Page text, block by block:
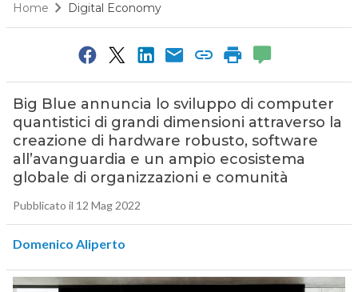
Home Digital Economy
Big Blue annuncia lo sviluppo di computer
quantistici di grandi dimensioni attraverso la
creazione di hardware robusto, software
all’avanguardia e un ampio ecosistema
globale di organizzazioni e comunità
Pubblicato il 12 Mag 2022
Domenico Aliperto